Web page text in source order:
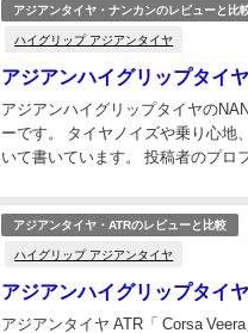
アジアンタイヤ・ナンカンのレビューと比
ハイグリップ アジアンタイヤ
アジアンハイグリップタイ
アジアンハイグリップタイヤの
ーです。 タイヤノイズや乗り心地
いて書いています。 投稿者のプロフィール・車の使用目的 繁さん 私は群馬県在住の30代の男で
アジアンタイヤ・ATRのレビューと比較
ハイグリップ アジアンタイヤ
アジアンハイグリップタイ
アジアンタイヤ ATR「 Corsa